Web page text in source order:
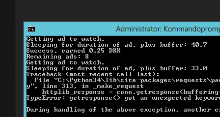
req =
self.s.post("https://
data=data).json()
if
print